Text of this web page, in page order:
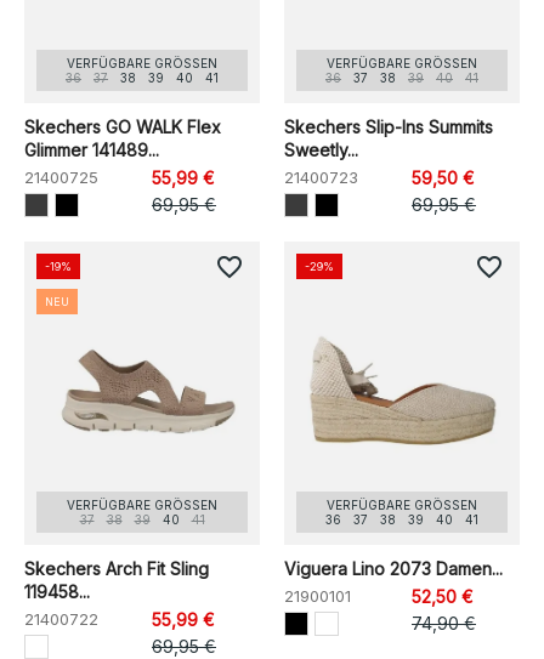
VERFÜGBARE GRÖSSEN
36
37 38 39 40 41
Skechers GO WALK Flex
Glimmer 141489...
21400725
55,99 €
69,95 €
VERFÜGBARE GRÖSSEN
36
37 38 39 40 41
Skechers Slip-Ins Summits
Sweetly...
21400723
59,50 €
69,95 €
VERFÜGBARE GRÖSSEN
37
38 39 40 41
Skechers Arch Fit Sling
119458...
21400722
55,99 €
69,95 €
-19%
NEU
favorite_border
VERFÜGBARE GRÖSSEN
36
37 38 39 40 41
Viguera Lino 2073 Damen...
21900101
52,50 €
74,90 €
-29% favorite_border